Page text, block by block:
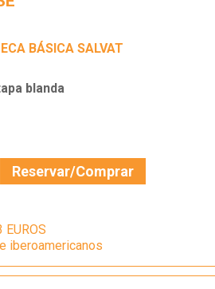
BÁSICA SALVAT
blanda
Reservar/Comprar
EUROS
iberoamericanos